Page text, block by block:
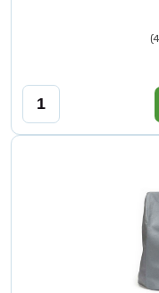
200, PA-70 brynpasta och
ska slipa. Kolla in
allt du behöver för att slipa